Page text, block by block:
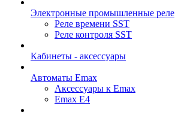
Электронные промышленные реле
Реле времени SST
Реле контроля SST
Кабинеты - аксессуары
Автоматы Emax
Аксессуары к Emax
Emax E4